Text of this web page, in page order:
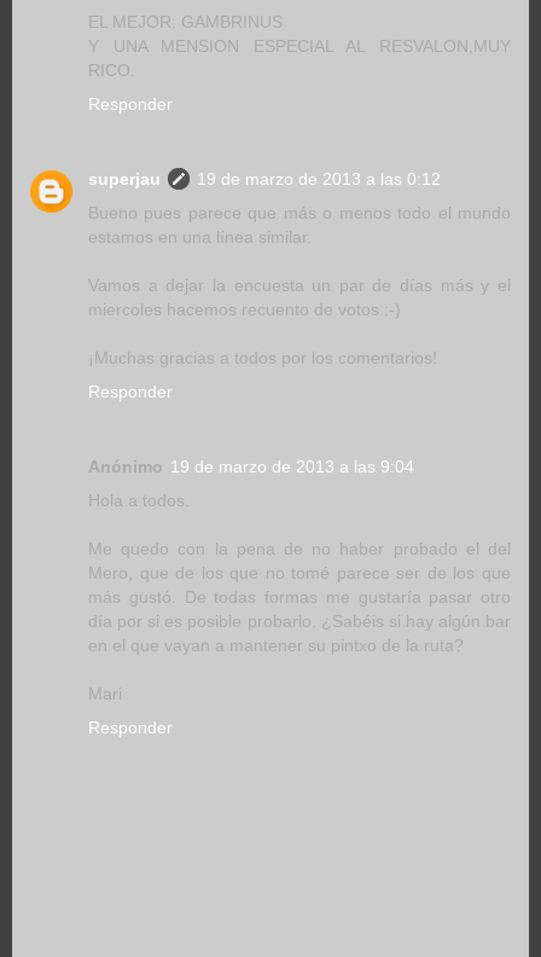
EL MEJOR: GAMBRINUS
Y UNA MENSION ESPECIAL AL RESVALON,MUY
RICO.
Responder
superjau
19 de marzo de 2013 a las 0:12
Bueno pues parece que más o menos todo el mundo
estamos en una línea similar.
Vamos a dejar la encuesta un par de días más y el
miercoles hacemos recuento de votos :-)
¡Muchas gracias a todos por los comentarios!
Responder
Anónimo 19 de marzo de 2013 a las 9:04
Hola a todos.
Me quedo con la pena de no haber probado el del
Mero, que de los que no tomé parece ser de los que
más gustó. De todas formas me gustaría pasar otro
día por si es posible probarlo. ¿Sabéis si hay algún bar
en el que vayan a mantener su pintxo de la ruta?
Mari
Responder